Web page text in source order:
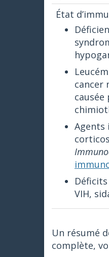
État
cancer
Agents
VIH,
Un résumé
complète,